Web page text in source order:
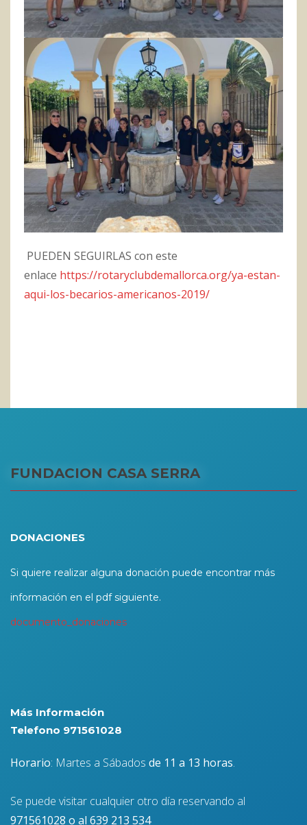
PUEDEN SEGUIRLAS con este
enlace https://rotaryclubdemallorca.org/ya-estan-
aqui-los-becarios-americanos-2019/
FUNDACION CASA SERRA
DONACIONES
Si quiere realizar alguna donación puede encontrar más
información en el pdf siguiente.
documento_donaciones
Más Información
Telefono 971561028
Horario: Martes a Sábados de 11 a 13 horas.
Se puede visitar cualquier otro día reservando al
971561028 o al 639 213 534